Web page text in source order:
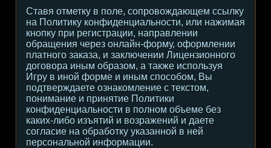
Ставя отметку в поле, сопровождающем ссылку
на Политику конфиденциальности, или нажимая
кнопку при регистрации, направлении
обращения через онлайн-форму, оформлении
платного заказа, и заключении Лицензионного
договора иным образом, а также используя
Игру в иной форме и иным способом, Вы
подтверждаете ознакомление с текстом,
понимание и принятие Политики
конфиденциальности в полном объеме без
каких-либо изъятий и возражений и даете
согласие на обработку указанной в ней
персональной информации.